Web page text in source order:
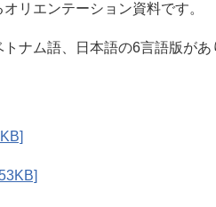
リエンテーション資料です。
ナム語、日本語の6言語版があ